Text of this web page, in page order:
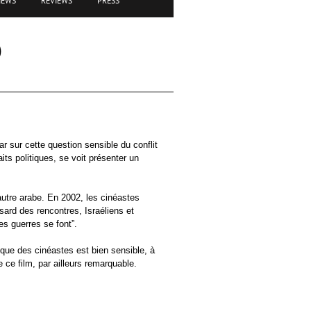
sur cette question sensible du conflit
politiques, se voit présenter un
arabe. En 2002, les cinéastes
des rencontres, Israéliens et
guerres se font”.
des cinéastes est bien sensible, à
ce film, par ailleurs remarquable.